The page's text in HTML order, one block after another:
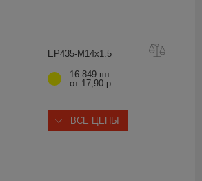
EP435-M14x1.5
16 849 шт
от 17,90 р.
ВСЕ ЦЕНЫ